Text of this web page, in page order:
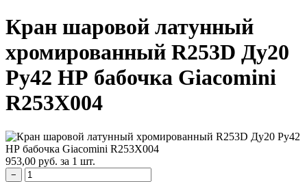
Кран шаровой латунный
хромированный R253D Ду20
Ру42 НР бабочка Giacomini
R253X004
953,00 руб. за 1 шт.
−